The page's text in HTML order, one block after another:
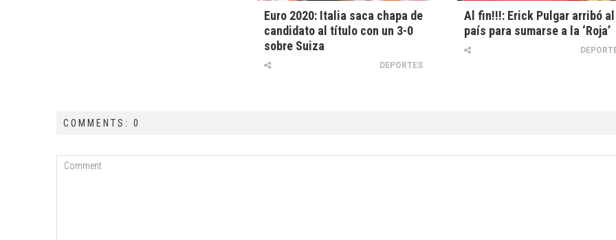
Euro 2020: Italia saca chapa de
candidato al título con un 3-0
sobre Suiza
DEPORTES
Al fin!!!: Erick Pulgar arribó al
país para sumarse a la ‘Roja’
COMMENTS: 0